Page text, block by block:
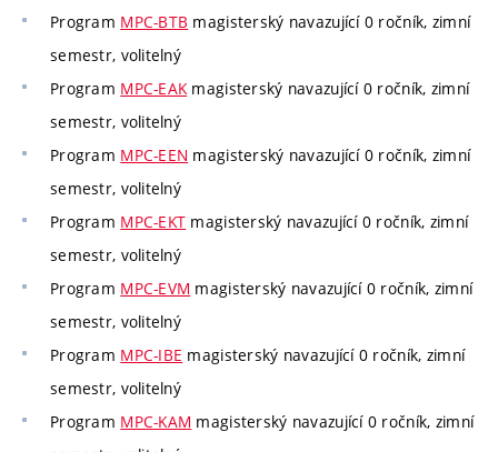
Program MPC-BTB magisterský navazující 0 ročník, zimní
semestr, volitelný
Program MPC-EAK magisterský navazující 0 ročník, zimní
semestr, volitelný
Program MPC-EEN magisterský navazující 0 ročník, zimní
semestr, volitelný
Program MPC-EKT magisterský navazující 0 ročník, zimní
semestr, volitelný
Program MPC-EVM magisterský navazující 0 ročník, zimní
semestr, volitelný
Program MPC-IBE magisterský navazující 0 ročník, zimní
semestr, volitelný
Program MPC-KAM magisterský navazující 0 ročník, zimní